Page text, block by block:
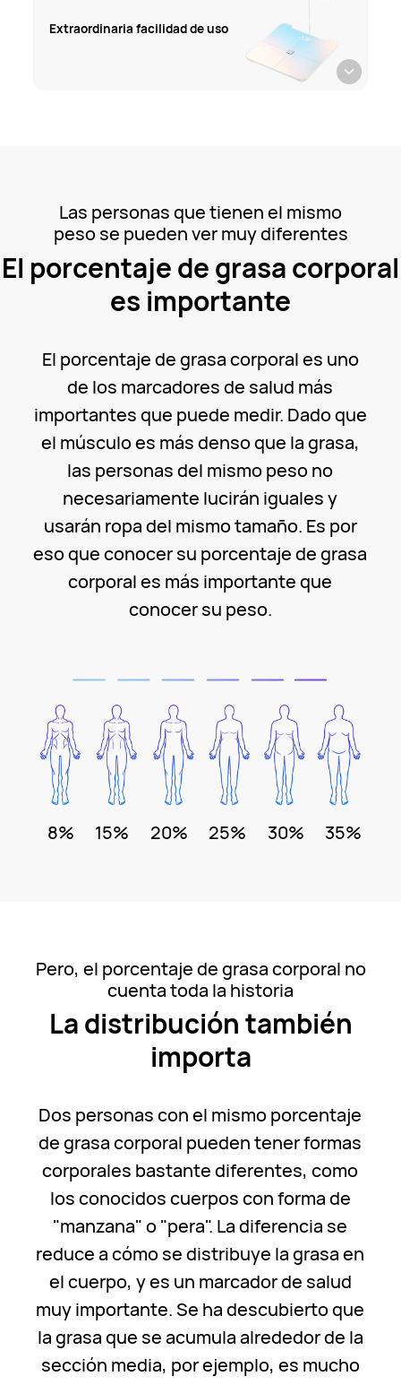
Extraordinaria facilidad de uso
Las personas que tienen el mismo
peso se pueden ver muy diferentes
El porcentaje de grasa corporal
es importante
El porcentaje de grasa corporal es uno
de los marcadores de salud más
importantes que puede medir. Dado que
el músculo es más denso que la grasa,
las personas del mismo peso no
necesariamente lucirán iguales y
usarán ropa del mismo tamaño. Es por
eso que conocer su porcentaje de grasa
corporal es más importante que
conocer su peso.
8% 15% 20% 25% 30% 35%
Pero, el porcentaje de grasa corporal no
cuenta toda la historia
La distribución también
importa
Dos personas con el mismo porcentaje
de grasa corporal pueden tener formas
corporales bastante diferentes, como
los conocidos cuerpos con forma de
"manzana" o "pera". La diferencia se
reduce a cómo se distribuye la grasa en
el cuerpo, y es un marcador de salud
muy importante. Se ha descubierto que
la grasa que se acumula alrededor de la
sección media, por ejemplo, es mucho